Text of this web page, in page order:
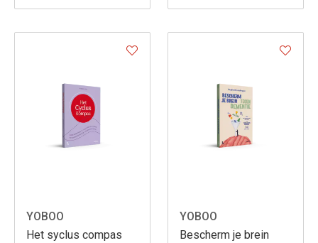
YOBOO
Het syclus compas
YOBOO
Bescherm je brein